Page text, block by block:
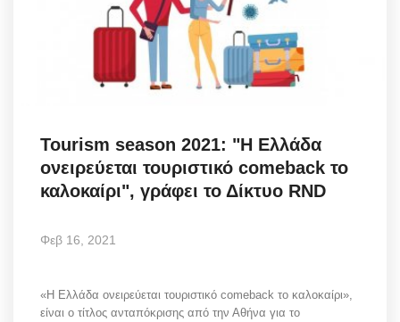
Science & Tech
Σεβασμιώτατος Δωρόθεος Β’
L’Art des Sens
Tourism season 2021: "Η Ελλάδα
ονειρεύεται τουριστικό comeback το
καλοκαίρι", γράφει το Δίκτυο RND
Φεβ 16, 2021
«Η Ελλάδα ονειρεύεται τουριστικό comeback το καλοκαίρι»,
είναι ο τίτλος ανταπόκρισης από την Αθήνα για το